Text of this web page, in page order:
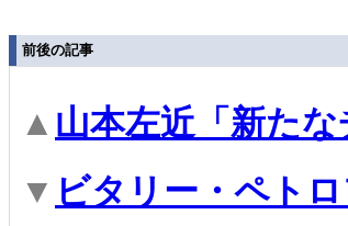
前後の記事
▲ 山本左近「新た
▼ ビタリー・ペト